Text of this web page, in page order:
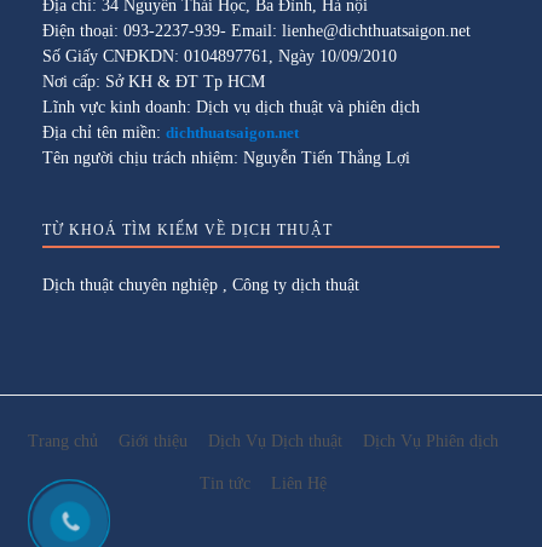
Địa chỉ: 34 Nguyễn Thái Học, Ba Đình, Hà nội
Điện thoại: 093-2237-939- Email: lienhe@dichthuatsaigon.net
Số Giấy CNĐKDN: 0104897761, Ngày 10/09/2010
Nơi cấp: Sở KH & ĐT Tp HCM
Lĩnh vực kinh doanh: Dịch vụ dịch thuật và phiên dịch
Địa chỉ tên miền: dichthuatsaigon.net
Tên người chịu trách nhiệm: Nguyễn Tiến Thắng Lợi
TỪ KHOÁ TÌM KIẾM VỀ DỊCH THUẬT
Dịch thuật chuyên nghiệp Công ty dịch thuật
Trang chủ Giới thiệu Dịch Vụ Dịch thuật Dịch Vụ Phiên dịch
Tin tức Liên Hệ